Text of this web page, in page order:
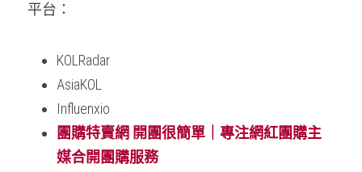
平台：
KOLRadar
AsiaKOL
Influenxio
團購特賣網 開團很簡單｜專注網紅團購主
媒合開團購服務